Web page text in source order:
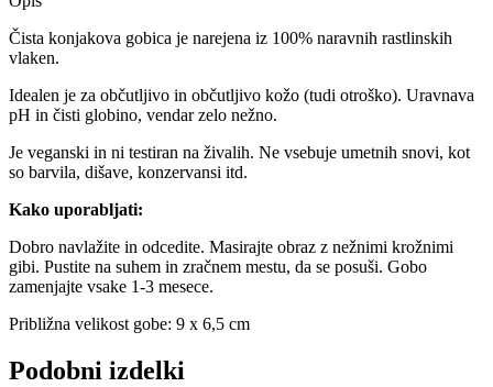
Čista konjakova gobica je narejena iz 100% naravnih rastlinskih
vlaken.
Idealen je za občutljivo in občutljivo kožo (tudi otroško). Uravnava
pH in čisti globino, vendar zelo nežno.
Je veganski in ni testiran na živalih. Ne vsebuje umetnih snovi, kot
so barvila, dišave, konzervansi itd.
Kako uporabljati:
Dobro navlažite in odcedite. Masirajte obraz z nežnimi krožnimi
gibi. Pustite na suhem in zračnem mestu, da se posuši. Gobo
zamenjajte vsake 1-3 mesece.
Približna velikost gobe: 9 x 6,5 cm
Podobni izdelki